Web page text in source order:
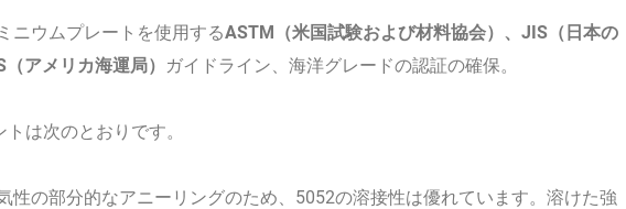
ニウムプレートを使用するASTM（米国試験および材料協会）、JIS（日本の
アメリカ海運局） ガイドライン、海洋グレードの認証の確保。
は次のとおりです。
性の部分的なアニーリングのため、5052の溶接性は優れています。溶けた強